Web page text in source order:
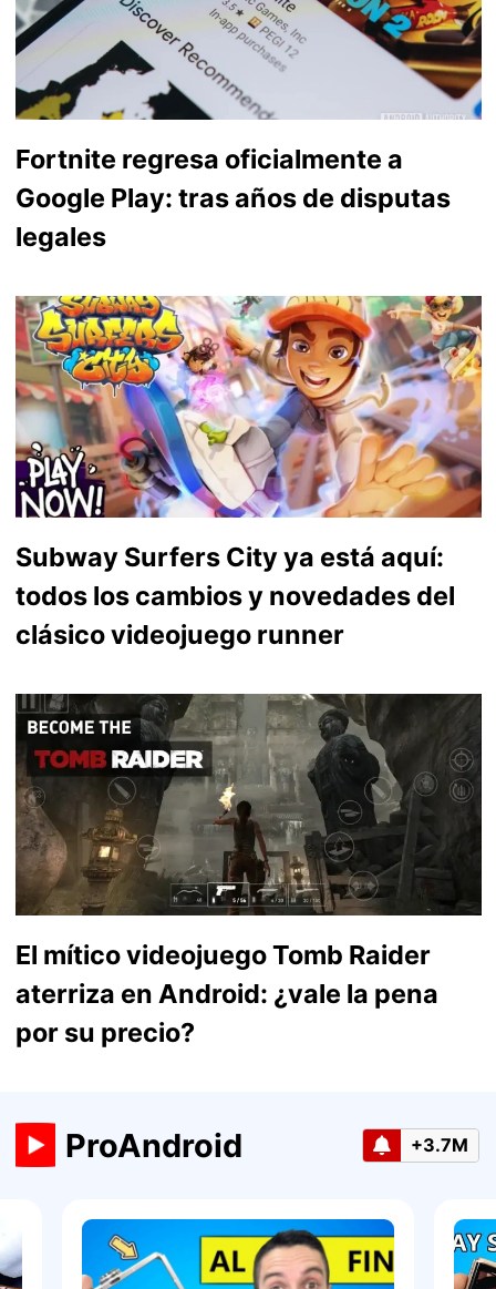
Fortnite regresa oficialmente a
Google Play: tras años de disputas
legales
Subway Surfers City ya está aquí:
todos los cambios y novedades del
clásico videojuego runner
El mítico videojuego Tomb Raider
aterriza en Android: ¿vale la pena
por su precio?
ProAndroid +3.7M